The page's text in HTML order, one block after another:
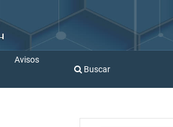
Avisos
Buscar